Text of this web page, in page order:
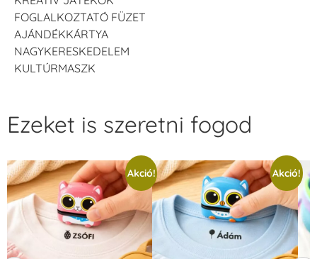
FOGLALKOZTATÓ FÜZET
AJÁNDÉKKÁRTYA
NAGYKERESKEDELEM
KULTÚRMASZK
Ezeket is szeretni fogod
Akció! Akció!